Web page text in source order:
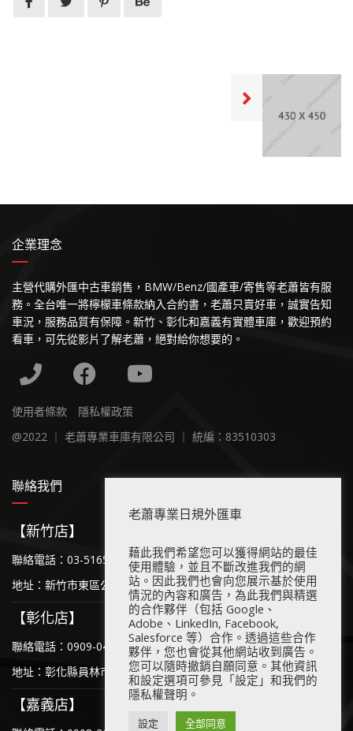
企業理念
主營代購外匯中古車銷售，BMW/Benz/國產車/寄售等老蕭皆有服
務。全台唯一將檸檬車條款納入合約書，老蕭只賣好車，誠實告知
車況，服務品質有保障。新竹、彰化和嘉義有實體車庫，歡迎預約
看車，可先從影片了解老蕭，絕對給你想要的。
使用者條款
隱私權政策
@2022 ｜ 老蕭專業車庫有限公司 ｜ 統編：83510303
聯絡我們
【新竹店】
聯絡電話：03-5165-111
地址：新竹市東區公道五路二段536號
【彰化店】
聯絡電話：0909-043-493
地址：彰化縣員林市員林大道六段109號
【嘉義店】
老蕭專業日規外匯車
藉此我們希望您可以獲得網站的最佳
使用體驗，並且不斷改進我們的網
站。因此我們也會向您展示基於使用
情況的內容和廣告，為此我們與精選
的合作夥伴（包括 Google、
Adobe、LinkedIn, Facebook,
Salesforce 等）合作。透過這些合作
夥伴，您也會從其他網站收到廣告。
您可以隨時撤銷自願同意。其他資訊
和設定選項可參見「設定」和我們的
隱私權聲明。
設定 全部同意